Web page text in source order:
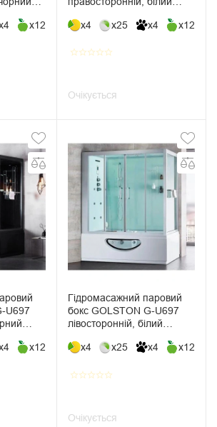
x12
x4
x25 x4 x12
star_borderstar_borderstar_borderstar_borderstar_border
Очікується
U697
x12
Гідромасажний паровий
бокс GOLSTON G-U697
лівосторонній, білий
x4
x25 x4 x12
star_borderstar_borderstar_borderstar_borderstar_border
Очікується